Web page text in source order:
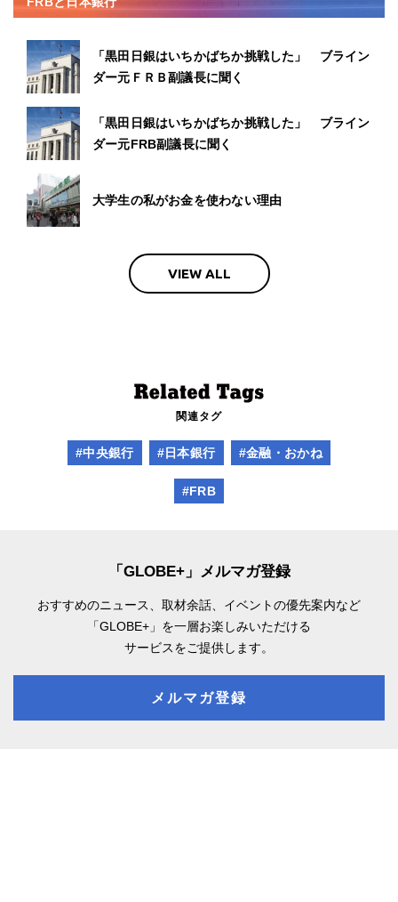
「黒田日銀はいちかばちか挑戦した」 ブライン
ダー元ＦＲＢ副議長に聞く
「黒田日銀はいちかばちか挑戦した」 ブライン
ダー元FRB副議長に聞く
大学生の私がお金を使わない理由
VIEW ALL
関連タグ
#中央銀行 #日本銀行 #金融・おかね
#FRB
「GLOBE+」メルマガ登録
おすすめのニュース、取材余話、 イベントの優先案内など
「GLOBE+」を一層お楽しみいただける
サービスをご提供します。
メルマガ登録